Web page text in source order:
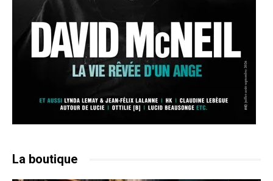
La boutique